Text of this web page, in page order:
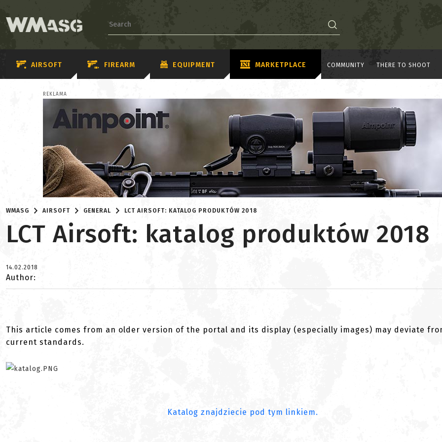
AIRSOFT FIREARM EQUIPMENT MARKETPLACE COMMUNITY THERE TO SHOOT
REKLAMA
WMASG AIRSOFT GENERAL LCT AIRSOFT: KATALOG PRODUKTÓW 2018
LCT Airsoft: katalog produktów 2018
14.02.2018
Author:
This article comes from an older version of the portal and its display (especially images) may deviate
current standards.
Katalog znajdziecie pod tym linkiem.